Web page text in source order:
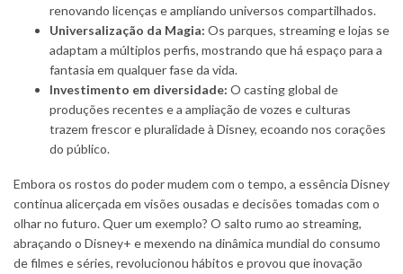
renovando licenças e ampliando universos compartilhados.
Universalização da Magia: Os parques, streaming e lojas se
adaptam a múltiplos perfis, mostrando que há espaço para a
fantasia em qualquer fase da vida.
Investimento em diversidade: O casting global de
produções recentes e a ampliação de vozes e culturas
trazem frescor e pluralidade à Disney, ecoando nos corações
do público.
Embora os rostos do poder mudem com o tempo, a essência Disney
continua alicerçada em visões ousadas e decisões tomadas com o
olhar no futuro. Quer um exemplo? O salto rumo ao streaming,
abraçando o Disney+ e mexendo na dinâmica mundial do consumo
de filmes e séries, revolucionou hábitos e provou que inovação